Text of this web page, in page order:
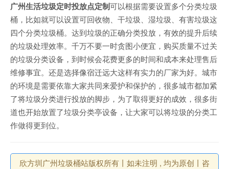
广州生活垃圾定时投放点定制可以根据需要设置多个分类垃圾
桶，比如就可以设置可回收物、干垃圾、湿垃圾、有害垃圾这
四个分类垃圾桶。达到垃圾的正确分类投放，有效的提升后续
的垃圾处理效率。千万不要一时贪图小便宜，购买质量不过关
的垃圾分类设备，到时候会花费更多的时间和成本来处理售后
维修事宜。还是选择像宿迁远大这样有实力的厂家为好。城市
的环境是需要依靠大家共同来爱护和保护的，很多城市都加紧
了将垃圾分类进行投放的脚步，为了取得更好的成效，很多街
道也开始放置了垃圾分类亭设备，让大家可以将垃圾的分类工
作做得更到位。
欣方圳广州垃圾桶站版权所有丨如未注明 , 均为原创丨咨